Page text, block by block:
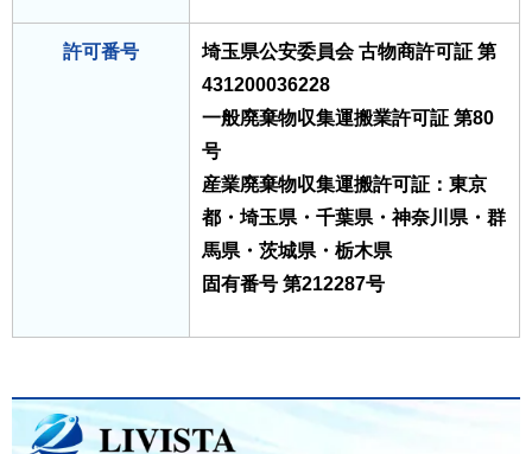
許可番号
埼玉県公安委員会 古物商許可証 第
431200036228
一般廃棄物収集運搬業許可証 第80
号
産業廃棄物収集運搬許可証：東京
都・埼玉県・千葉県・神奈川県・群
馬県・茨城県・栃木県
固有番号 第212287号